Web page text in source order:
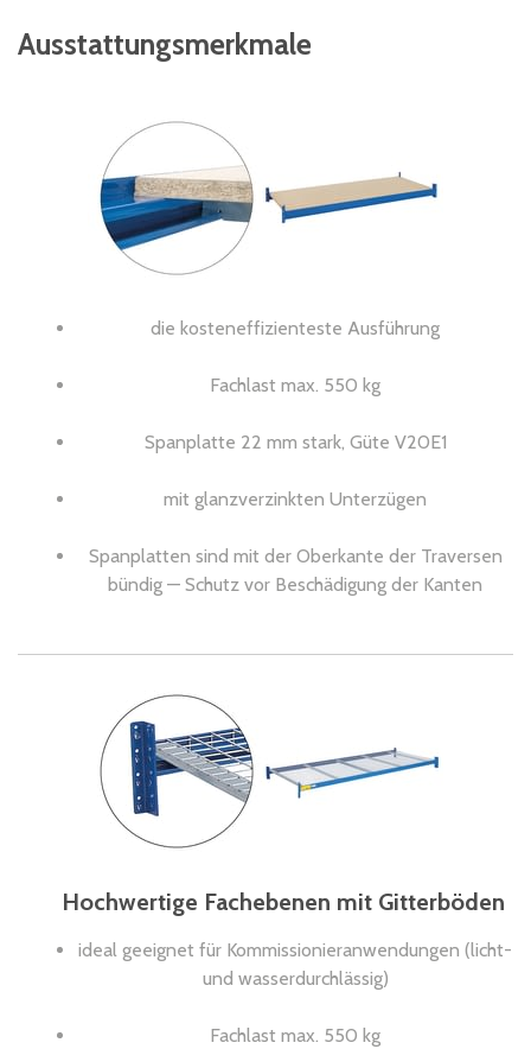
Ausstattungsmerkmale
die kosteneffizienteste Ausführung
Fachlast max. 550 kg
Spanplatte 22 mm stark, Güte V20E1
mit glanzverzinkten Unterzügen
Spanplatten sind mit der Oberkante der Traversen
bündig — Schutz vor Beschädigung der Kanten
Hochwertige Fachebenen mit Gitterböden
ideal geeignet für Kommissionieranwendungen (licht-
und wasserdurchlässig)
Fachlast max. 550 kg